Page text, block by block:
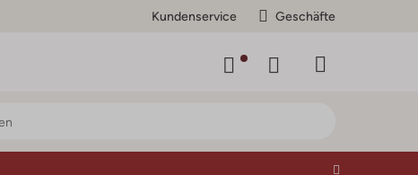
Kundenservice Geschäfte